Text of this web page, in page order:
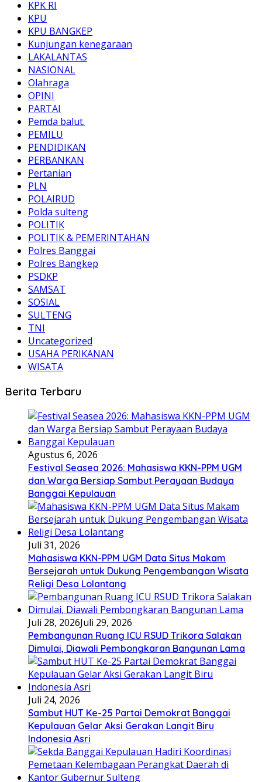
KPK RI
KPU
KPU BANGKEP
Kunjungan kenegaraan
LAKALANTAS
NASIONAL
Olahraga
OPINI
PARTAI
Pemda balut.
PEMILU
PENDIDIKAN
PERBANKAN
Pertanian
PLN
POLAIRUD
Polda sulteng
POLITIK
POLITIK & PEMERINTAHAN
Polres Banggai
Polres Bangkep
PSDKP
SAMSAT
SOSIAL
SULTENG
TNI
Uncategorized
USAHA PERIKANAN
WISATA
Berita Terbaru
Agustus 6, 2026
Festival Seasea 2026: Mahasiswa KKN-PPM UGM
dan Warga Bersiap Sambut Perayaan Budaya
Banggai Kepulauan
Juli 31, 2026
Mahasiswa KKN-PPM UGM Data Situs Makam
Bersejarah untuk Dukung Pengembangan Wisata
Religi Desa Lolantang
Juli 28, 2026Juli 29, 2026
Pembangunan Ruang ICU RSUD Trikora Salakan
Dimulai, Diawali Pembongkaran Bangunan Lama
Juli 24, 2026
Sambut HUT Ke-25 Partai Demokrat Banggai
Kepulauan Gelar Aksi Gerakan Langit Biru
Indonesia Asri